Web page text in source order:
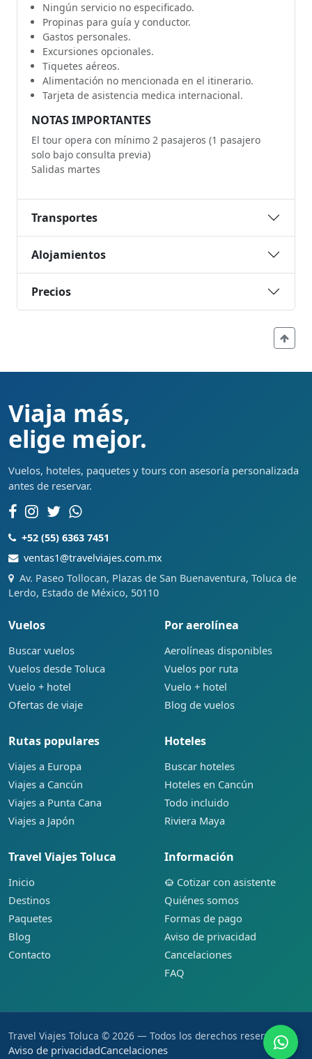
Ningún servicio no especificado.
Propinas para guía y conductor.
Gastos personales.
Excursiones opcionales.
Tiquetes aéreos.
Alimentación no mencionada en el itinerario.
Tarjeta de asistencia medica internacional.
NOTAS IMPORTANTES
El tour opera con mínimo 2 pasajeros (1 pasajero
solo bajo consulta previa)
Salidas martes
Transportes
Alojamientos
Precios
Viaja más,
elige mejor.
Vuelos, hoteles, paquetes y tours con asesoría personalizada
antes de reservar.
+52 (55) 6363 7451
ventas1@travelviajes.com.mx
Av. Paseo Tollocan, Plazas de San Buenaventura, Toluca de
Lerdo, Estado de México, 50110
Vuelos
Buscar vuelos
Vuelos desde Toluca
Vuelo + hotel
Ofertas de viaje
Por aerolínea
Aerolíneas disponibles
Vuelos por ruta
Vuelo + hotel
Blog de vuelos
Rutas populares
Viajes a Europa
Viajes a Cancún
Viajes a Punta Cana
Viajes a Japón
Hoteles
Buscar hoteles
Hoteles en Cancún
Todo incluido
Riviera Maya
Travel Viajes Toluca
Inicio
Destinos
Paquetes
Blog
Contacto
Información
Cotizar con asistente
Quiénes somos
Formas de pago
Aviso de privacidad
Cancelaciones
FAQ
Travel Viajes Toluca © 2026 — Todos los derechos reservados.
Aviso de privacidadCancelaciones